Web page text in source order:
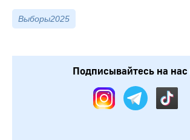
Выборы2025
Подписывайтесь на нас